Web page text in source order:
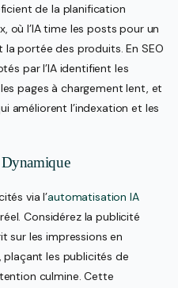
de la planification
où l’IA time les posts pour un
portée des produits. En SEO
par l’IA identifient les
pages à chargement lent, et
améliorent l’indexation et les
via l’automatisation IA
Considérez la publicité
sur les impressions en
les publicités de
culmine. Cette